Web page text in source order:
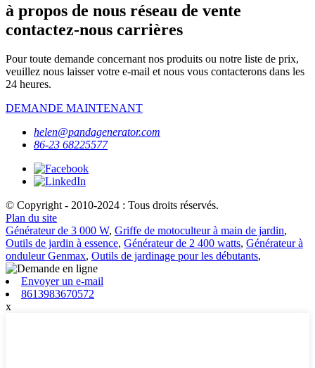
à propos de nous réseau de vente
contactez-nous carrières
Pour toute demande concernant nos produits ou notre liste de prix,
veuillez nous laisser votre e-mail et nous vous contacterons dans les
24 heures.
DEMANDE MAINTENANT
helen@pandagenerator.com
86-23 68225577
© Copyright - 2010-2024 : Tous droits réservés.
Plan du site
Générateur de 3 000 W, Griffe de motoculteur à main de jardin,
Outils de jardin à essence, Générateur de 2 400 watts, Générateur à
onduleur Genmax, Outils de jardinage pour les débutants,
Envoyer un e-mail
8613983670572
x